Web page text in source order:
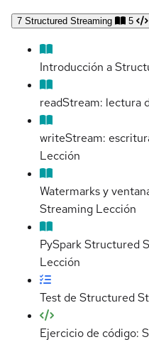
7 Structured Streaming 5
Introducción a
readStream: lectura
writeStream:
Lección
Watermarks y
Streaming Lección
PySpark Structured
Lección
Test de Structured
Ejercicio de código: